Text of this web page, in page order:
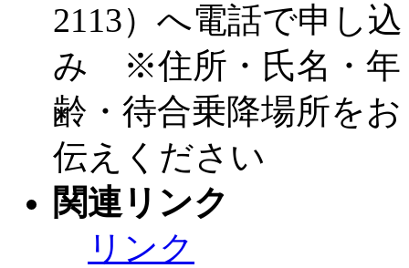
2113）へ電話で申し込
み ※住所・氏名・年
齢・待合乗降場所をお
伝えください
関連リンク
リンク